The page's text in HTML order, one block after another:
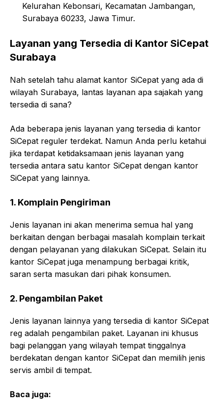
Kelurahan Kebonsari, Kecamatan Jambangan,
Surabaya 60233, Jawa Timur.
Layanan yang Tersedia di Kantor SiCepat
Surabaya
Nah setelah tahu alamat kantor SiCepat yang ada di
wilayah Surabaya, lantas layanan apa sajakah yang
tersedia di sana?
Ada beberapa jenis layanan yang tersedia di kantor
SiCepat reguler terdekat. Namun Anda perlu ketahui
jika terdapat ketidaksamaan jenis layanan yang
tersedia antara satu kantor SiCepat dengan kantor
SiCepat yang lainnya.
1. Komplain Pengiriman
Jenis layanan ini akan menerima semua hal yang
berkaitan dengan berbagai masalah komplain terkait
dengan pelayanan yang dilakukan SiCepat. Selain itu
kantor SiCepat juga menampung berbagai kritik,
saran serta masukan dari pihak konsumen.
2. Pengambilan Paket
Jenis layanan lainnya yang tersedia di kantor SiCepat
reg adalah pengambilan paket. Layanan ini khusus
bagi pelanggan yang wilayah tempat tinggalnya
berdekatan dengan kantor SiCepat dan memilih jenis
servis ambil di tempat.
Baca juga: